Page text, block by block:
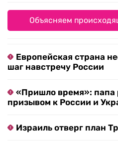
Объясняем
Европейская страна
шаг навстречу России
«Пришло время»: папа
призывом к России и
Израиль отверг план